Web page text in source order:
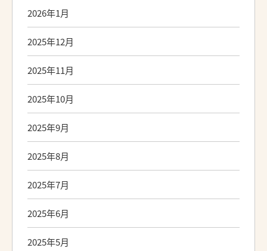
2026年1月
2025年12月
2025年11月
2025年10月
2025年9月
2025年8月
2025年7月
2025年6月
2025年5月